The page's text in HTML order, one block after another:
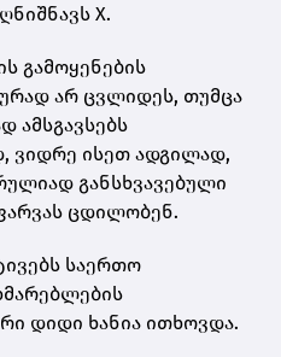
X.
გამოყენების
არ ცვლიდეს, თუმცა
ამსგავსებს
ვიდრე ისეთ ადგილად,
განსხვავებული
ცდილობენ.
საერთო
დიდი ხანია ითხოვდა.